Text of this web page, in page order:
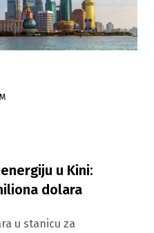
u Kini:
dolara
u stanicu za